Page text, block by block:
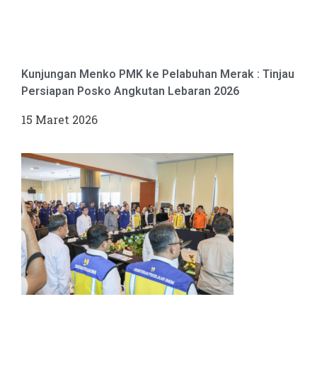
Kunjungan Menko PMK ke Pelabuhan Merak : Tinjau
Persiapan Posko Angkutan Lebaran 2026
15 Maret 2026